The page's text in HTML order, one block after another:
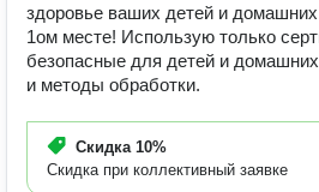
здоровье ваших детей и
1ом месте! Использую только
безопасные для детей и
и методы обработки.
Скидка 10%
Скидка при коллективный заявке